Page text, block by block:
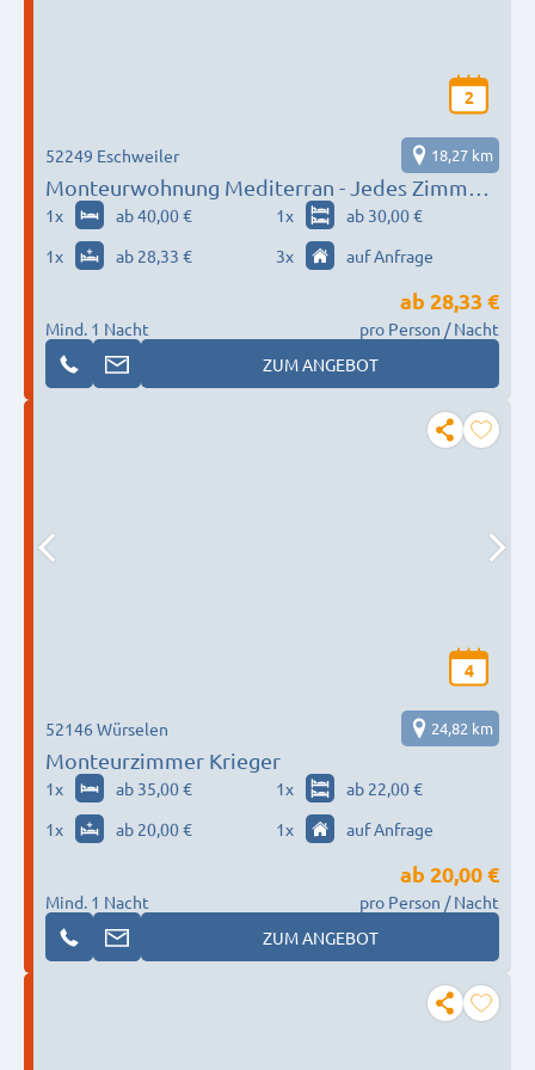
2
Monteurwohnung Mediterran - Jedes Zimmer
mit eigenem Bad
52249 Eschweiler 18,27 km
1x ab 40,00 € 1x
ab 30,00 €
1x ab 28,33 € 3x auf Anfrage
Mind. 1 Nacht
ab 28,33 €
pro Person / Nacht
ZUM ANGEBOT
4
Monteurzimmer Krieger
52146 Würselen 24,82 km
1x ab 35,00 € 1x
ab 22,00 €
1x ab 20,00 € 1x auf Anfrage
Mind. 1 Nacht
ab 20,00 €
pro Person / Nacht
ZUM ANGEBOT